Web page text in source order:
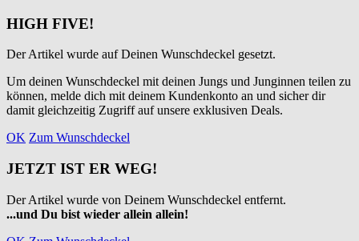
HIGH FIVE!
Der Artikel wurde auf Deinen Wunschdeckel gesetzt.
Um deinen Wunschdeckel mit deinen Jungs und Junginnen teilen zu
können, melde dich mit deinem Kundenkonto an und sicher dir
damit gleichzeitig Zugriff auf unsere exklusiven Deals.
OK Zum Wunschdeckel
JETZT IST ER WEG!
Der Artikel wurde von Deinem Wunschdeckel entfernt.
...und Du bist wieder allein allein!